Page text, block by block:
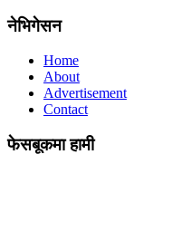
नेभिगेसन
Home
About
Advertisement
Contact
फेसबूकमा हामी